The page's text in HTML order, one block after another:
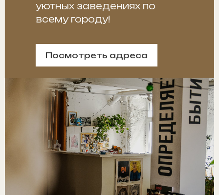
уютных заведениях по
всему городу!
Посмотреть адреса